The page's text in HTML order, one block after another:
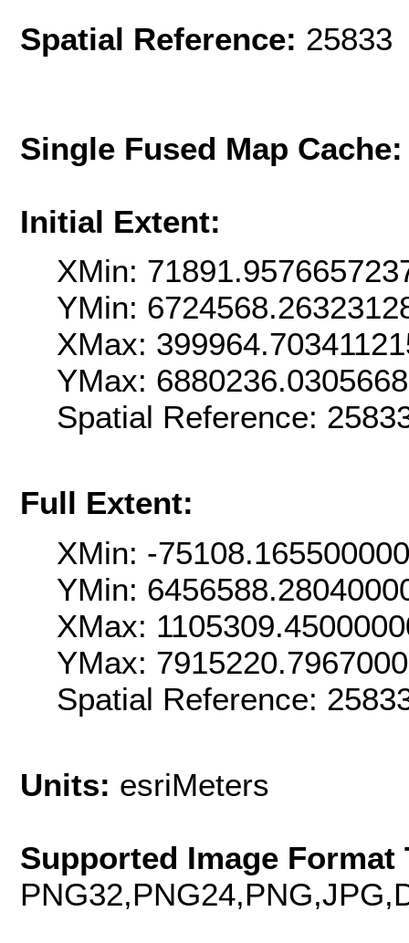
Spatial Reference: 25833
Single Fused Map
Initial Extent:
XMin:
YMin:
XMax:
YMax:
Spatial Reference:
Full Extent:
XMin: -
YMin:
XMax:
YMax:
Spatial Reference:
Units: esriMeters
Supported Image Format